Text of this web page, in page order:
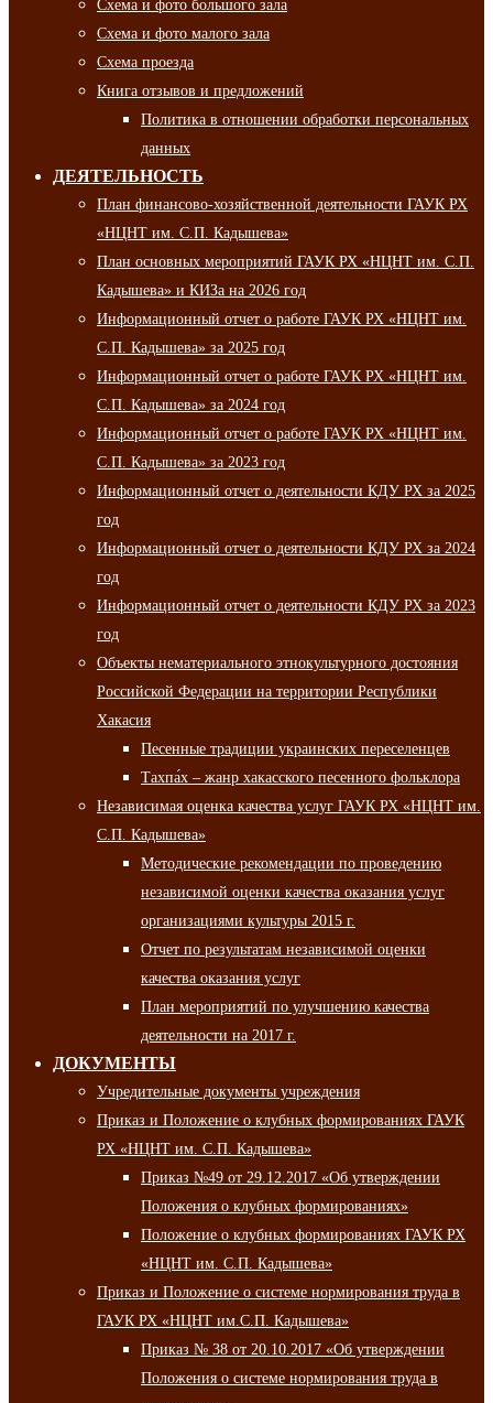
Схема и фото большого зала
Схема и фото малого зала
Схема проезда
Книга отзывов и предложений
Политика в отношении обработки персональных
данных
ДЕЯТЕЛЬНОСТЬ
План финансово-хозяйственной деятельности ГАУК РХ
«НЦНТ им. С.П. Кадышева»
План основных мероприятий ГАУК РХ «НЦНТ им. С.П.
Кадышева» и КИЗа на 2026 год
Информационный отчет о работе ГАУК РХ «НЦНТ им.
С.П. Кадышева» за 2025 год
Информационный отчет о работе ГАУК РХ «НЦНТ им.
С.П. Кадышева» за 2024 год
Информационный отчет о работе ГАУК РХ «НЦНТ им.
С.П. Кадышева» за 2023 год
Информационный отчет о деятельности КДУ РХ за 2025
год
Информационный отчет о деятельности КДУ РХ за 2024
год
Информационный отчет о деятельности КДУ РХ за 2023
год
Объекты нематериального этнокультурного достояния
Российской Федерации на территории Республики
Хакасия
Песенные традиции украинских переселенцев
Тахпа́х – жанр хакасского песенного фольклора
Независимая оценка качества услуг ГАУК РХ «НЦНТ им.
С.П. Кадышева»
Методические рекомендации по проведению
независимой оценки качества оказания услуг
организациями культуры 2015 г.
Отчет по результатам независимой оценки
качества оказания услуг
План мероприятий по улучшению качества
деятельности на 2017 г.
ДОКУМЕНТЫ
Учредительные документы учреждения
Приказ и Положение о клубных формированиях ГАУК
РХ «НЦНТ им. С.П. Кадышева»
Приказ №49 от 29.12.2017 «Об утверждении
Положения о клубных формированиях»
Положение о клубных формированиях ГАУК РХ
«НЦНТ им. С.П. Кадышева»
Приказ и Положение о системе нормирования труда в
ГАУК РХ «НЦНТ им.С.П. Кадышева»
Приказ № 38 от 20.10.2017 «Об утверждении
Положения о системе нормирования труда в